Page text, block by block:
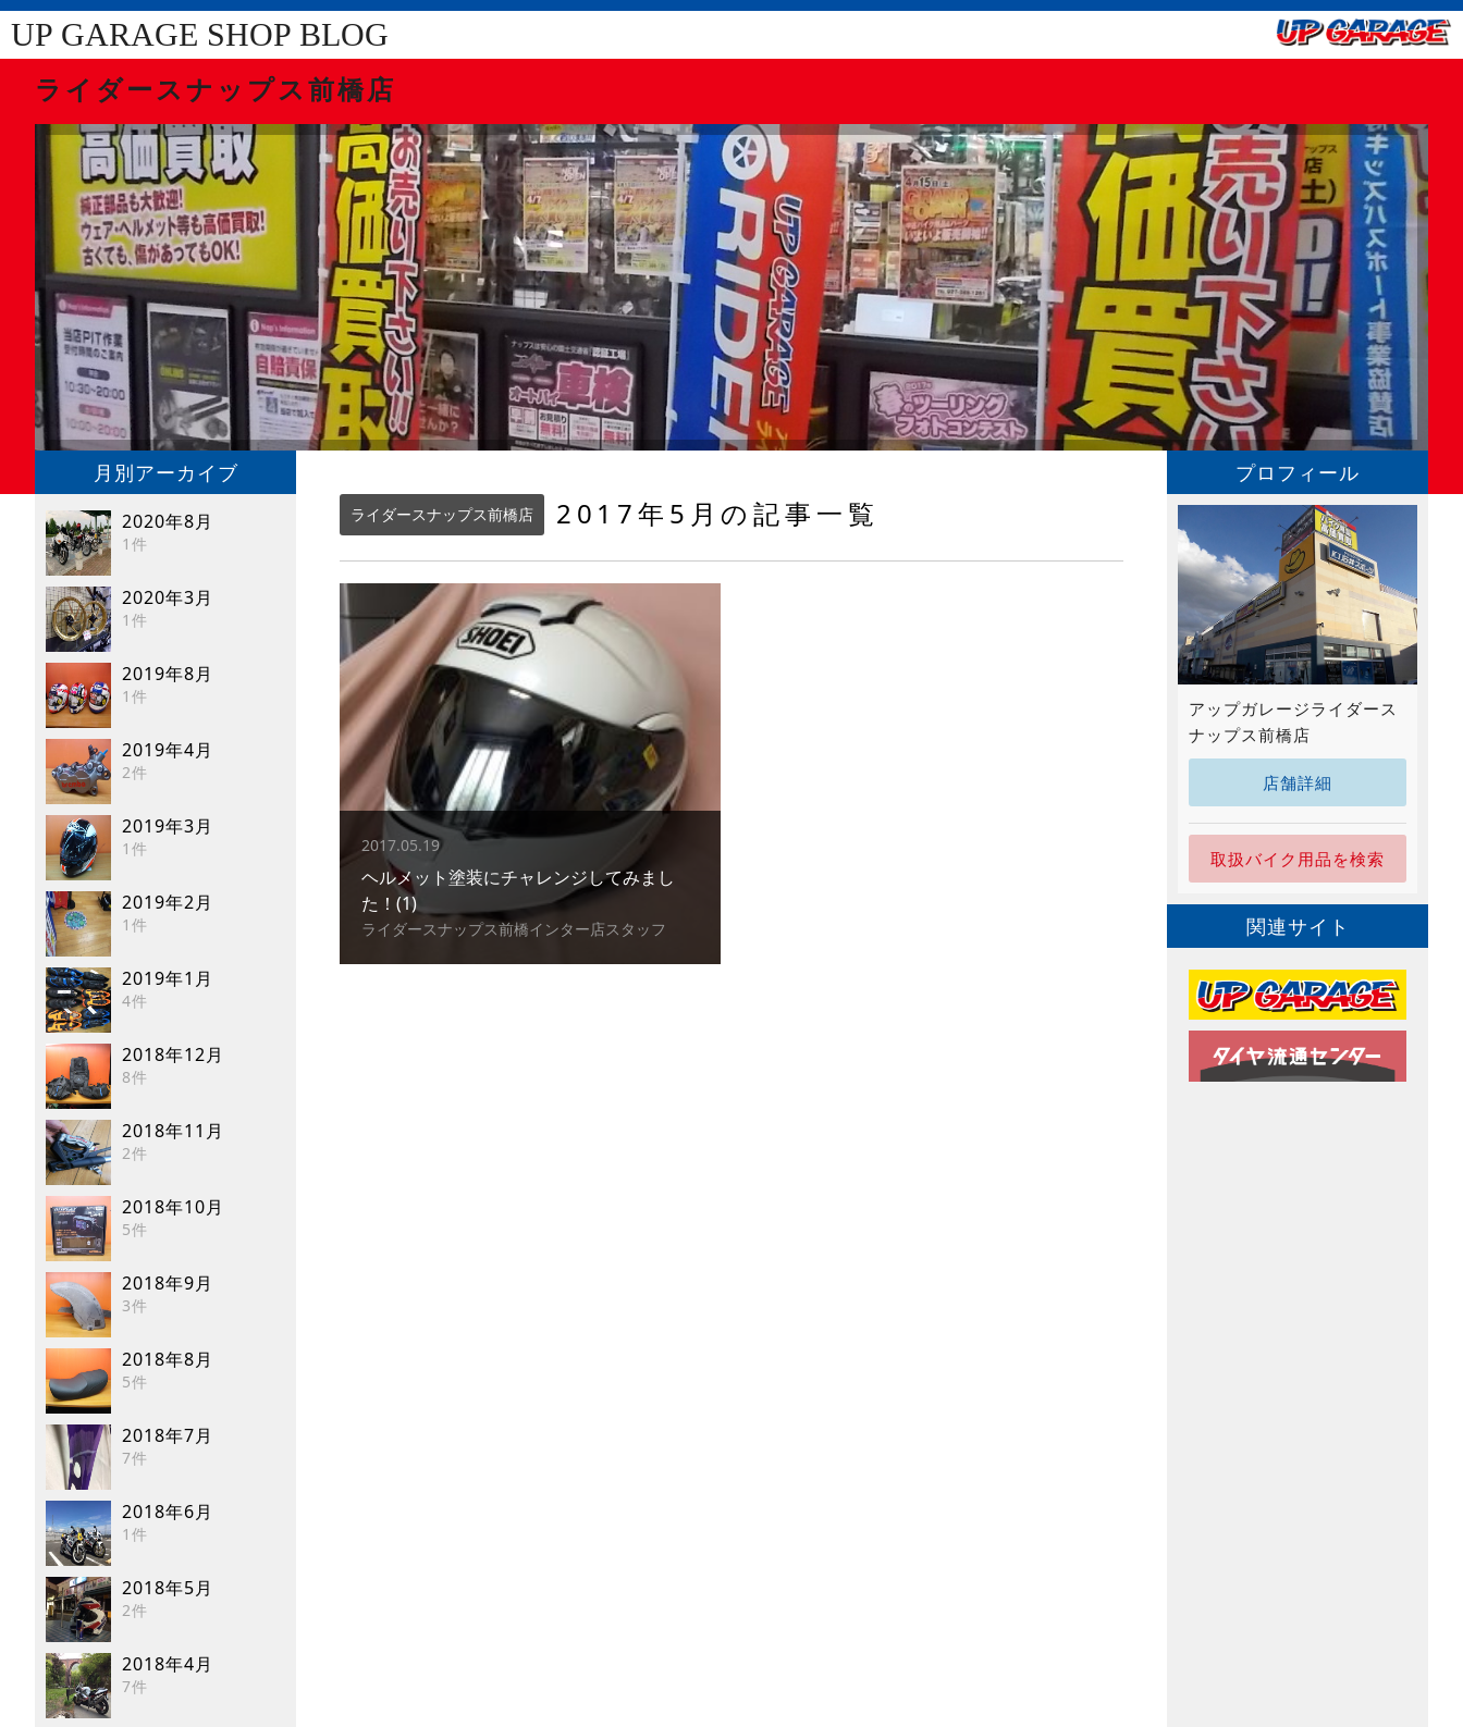
UP GARAGE SHOP BLOG
ライダースナップス前橋店
月別アーカイブ
2020年8月
1件
2020年3月
1件
2019年8月
1件
2019年4月
2件
2019年3月
1件
2019年2月
1件
2019年1月
4件
2018年12月
8件
2018年11月
2件
2018年10月
5件
2018年9月
3件
2018年8月
5件
2018年7月
7件
2018年6月
1件
2018年5月
2件
2018年4月
7件
ライダースナップス前橋店 2017年5月の記事一覧
2017.05.19
ヘルメット塗装にチャレンジしてみまし
た！(1)
ライダースナップス前橋インター店スタッフ
プロフィール
アップガレージライダース
ナップス前橋店
店舗詳細
取扱バイク用品を検索
関連サイト